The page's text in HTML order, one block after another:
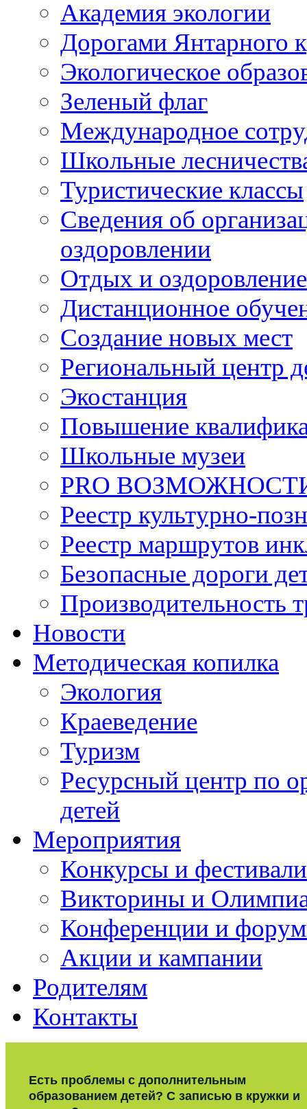
Академия экологии
Дорогами Янтарного
Экологическое
Зеленый флаг
Международное
Школьные
Туристические классы
Сведения об
оздоровлении
Отдых и
Дистанционное
Создание новых мест
Региональный центр
Экостанция
Повышение
Школьные музеи
PRO
Реестр культурно-
Реестр маршрутов
Безопасные дороги
Производительность
Новости
Методическая копилка
Экология
Краеведение
Туризм
Ресурсный центр по
детей
Мероприятия
Конкурсы и фестивали
Викторины и
Конференции и
Акции и кампании
Родителям
Контакты
Есть проблемы с дополнительным
образованием детей? С записью в кружки и